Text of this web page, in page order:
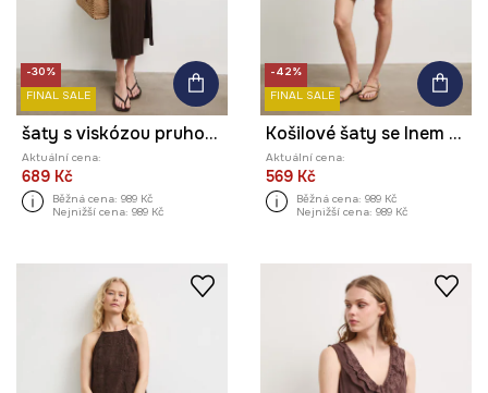
-30%
FINAL SALE
šaty s viskózou pruhované
Aktuální cena:
689 Kč
Běžná cena: 989 Kč
Nejnižší cena: 989 Kč
-42%
FINAL SALE
Košilové šaty se lnem hladké
Aktuální cena:
569 Kč
Běžná cena: 989 Kč
Nejnižší cena: 989 Kč